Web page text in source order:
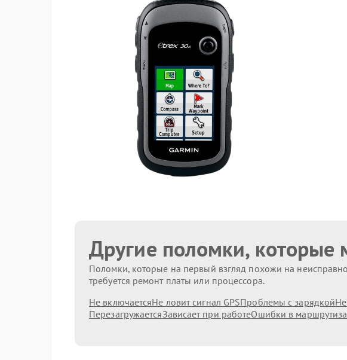
Другие поломки, которые
Поломки, которые на первый взгляд похожи на
требуется ремонт платы или процессора.
Не включаетсяНе ловит сигнал GPSПроблемы с зарядкой
ПерезагружаетсяЗависает при работеОшибки в